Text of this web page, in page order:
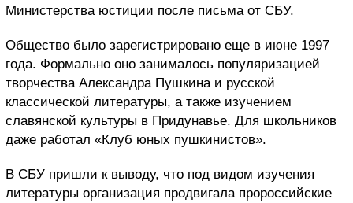
Министерства юстиции после письма от СБУ.
Общество было зарегистрировано еще в июне 1997
года. Формально оно занималось популяризацией
творчества Александра Пушкина и русской
классической литературы, а также изучением
славянской культуры в Придунавье. Для школьников
даже работал «Клуб юных пушкинистов».
В СБУ пришли к выводу, что под видом изучения
литературы организация продвигала пророссийские